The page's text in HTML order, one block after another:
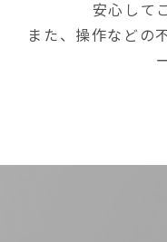
安心して
また、操作などの